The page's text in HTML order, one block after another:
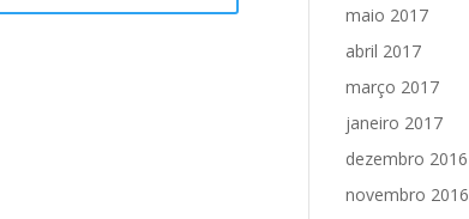
maio 2017
abril 2017
março 2017
janeiro 2017
dezembro 2016
novembro 2016